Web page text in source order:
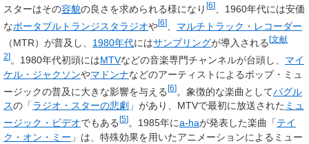
スターはその容貌の良さを求められる様になり [6]
、1960年代には安価
なポータブル トランジスタラジオや[6]
マルチトラック・レコーダー
（MTR）が普及し、 1980年代にはサンプリングが導入される [文献
2] 。1980年代初頭にはMTVなどの音楽専門チャンネルが台頭し、 マイ
ケル・ジャクソンやマドンナなどのアーティストによるポップ・ミュ
ージックの普及に大きな影響を与える[6]。象徴的な楽曲としてバグル
スの「ラジオ・スターの悲劇 」があり、MTVで最初に放送された ミュ
ージック・ビデオでもある [5] 。1985年にa-haが発表した楽曲「テイ
ク・オン・ミー 」は、特殊効果を用いたアニメーションによるミュー